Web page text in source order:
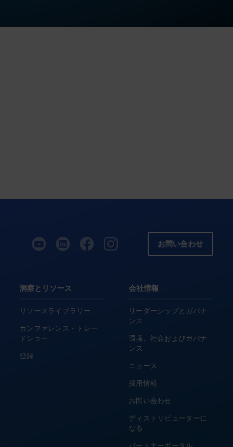
お問い合わせ
洞察とリソース
リソースライブラリー
カンファレンス・トレー
ドショー
登録
会社情報
リーダーシップとガバナ
ンス
環境、社会およびガバナ
ンス
ニュース
採用情報
お問い合わせ
ディストリビューターに
なる